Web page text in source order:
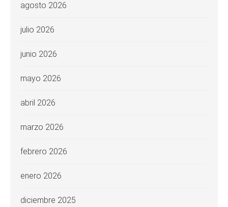
agosto 2026
julio 2026
junio 2026
mayo 2026
abril 2026
marzo 2026
febrero 2026
enero 2026
diciembre 2025